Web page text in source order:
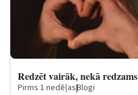
Redzēt vairāk, nekā redzams
Pirms 1 nedēļas|Blogi